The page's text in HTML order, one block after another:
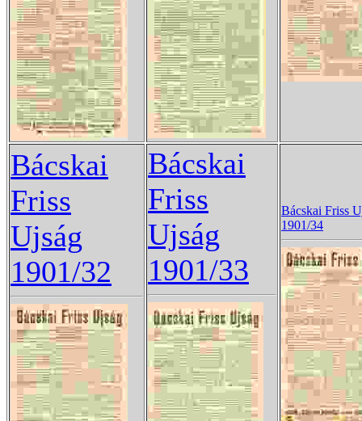
Bácskai
Friss
Ujság
1901/32
Bácskai
Friss
Ujság
1901/33
Bácskai Friss
1901/34